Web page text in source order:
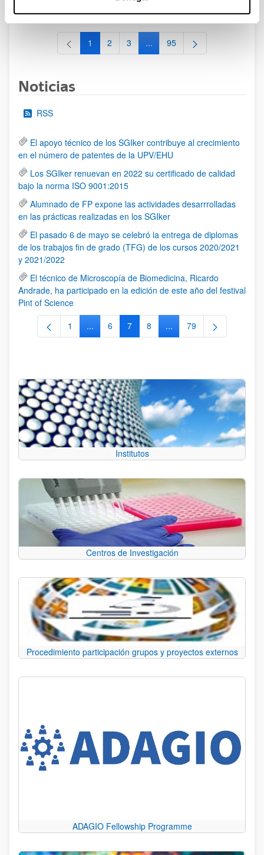
al 30/07/2026 (ambos incluídos)
Página
1 Página
2 Página
3 ...Páginas intermedias Use TAB
Página
95
Noticias
RSS
El apoyo técnico de los SGIker contribuye al crecimiento
en el número de patentes de la UPV/EHU
Los SGIker renuevan en 2022 su certificado de calidad
bajo la norma ISO 9001:2015
Alumnado de FP expone las actividades desarrrolladas
en las prácticas realizadas en los SGIker
El pasado 6 de mayo se celebró la entrega de diplomas
de los trabajos fin de grado (TFG) de los cursos 2020/2021
y 2021/2022
El técnico de Microscopía de Biomedicina, Ricardo
Andrade, ha participado en la edición de este año del festival
Pint of Science
Página
1 ...Páginas intermedias Use TAB para
Página
6 Página
7 Página
8 ...Páginas intermedias
Página
79
Institutos
Centros de Investigación
Procedimiento participación grupos y proyectos externos
ADAGIO Fellowship Programme